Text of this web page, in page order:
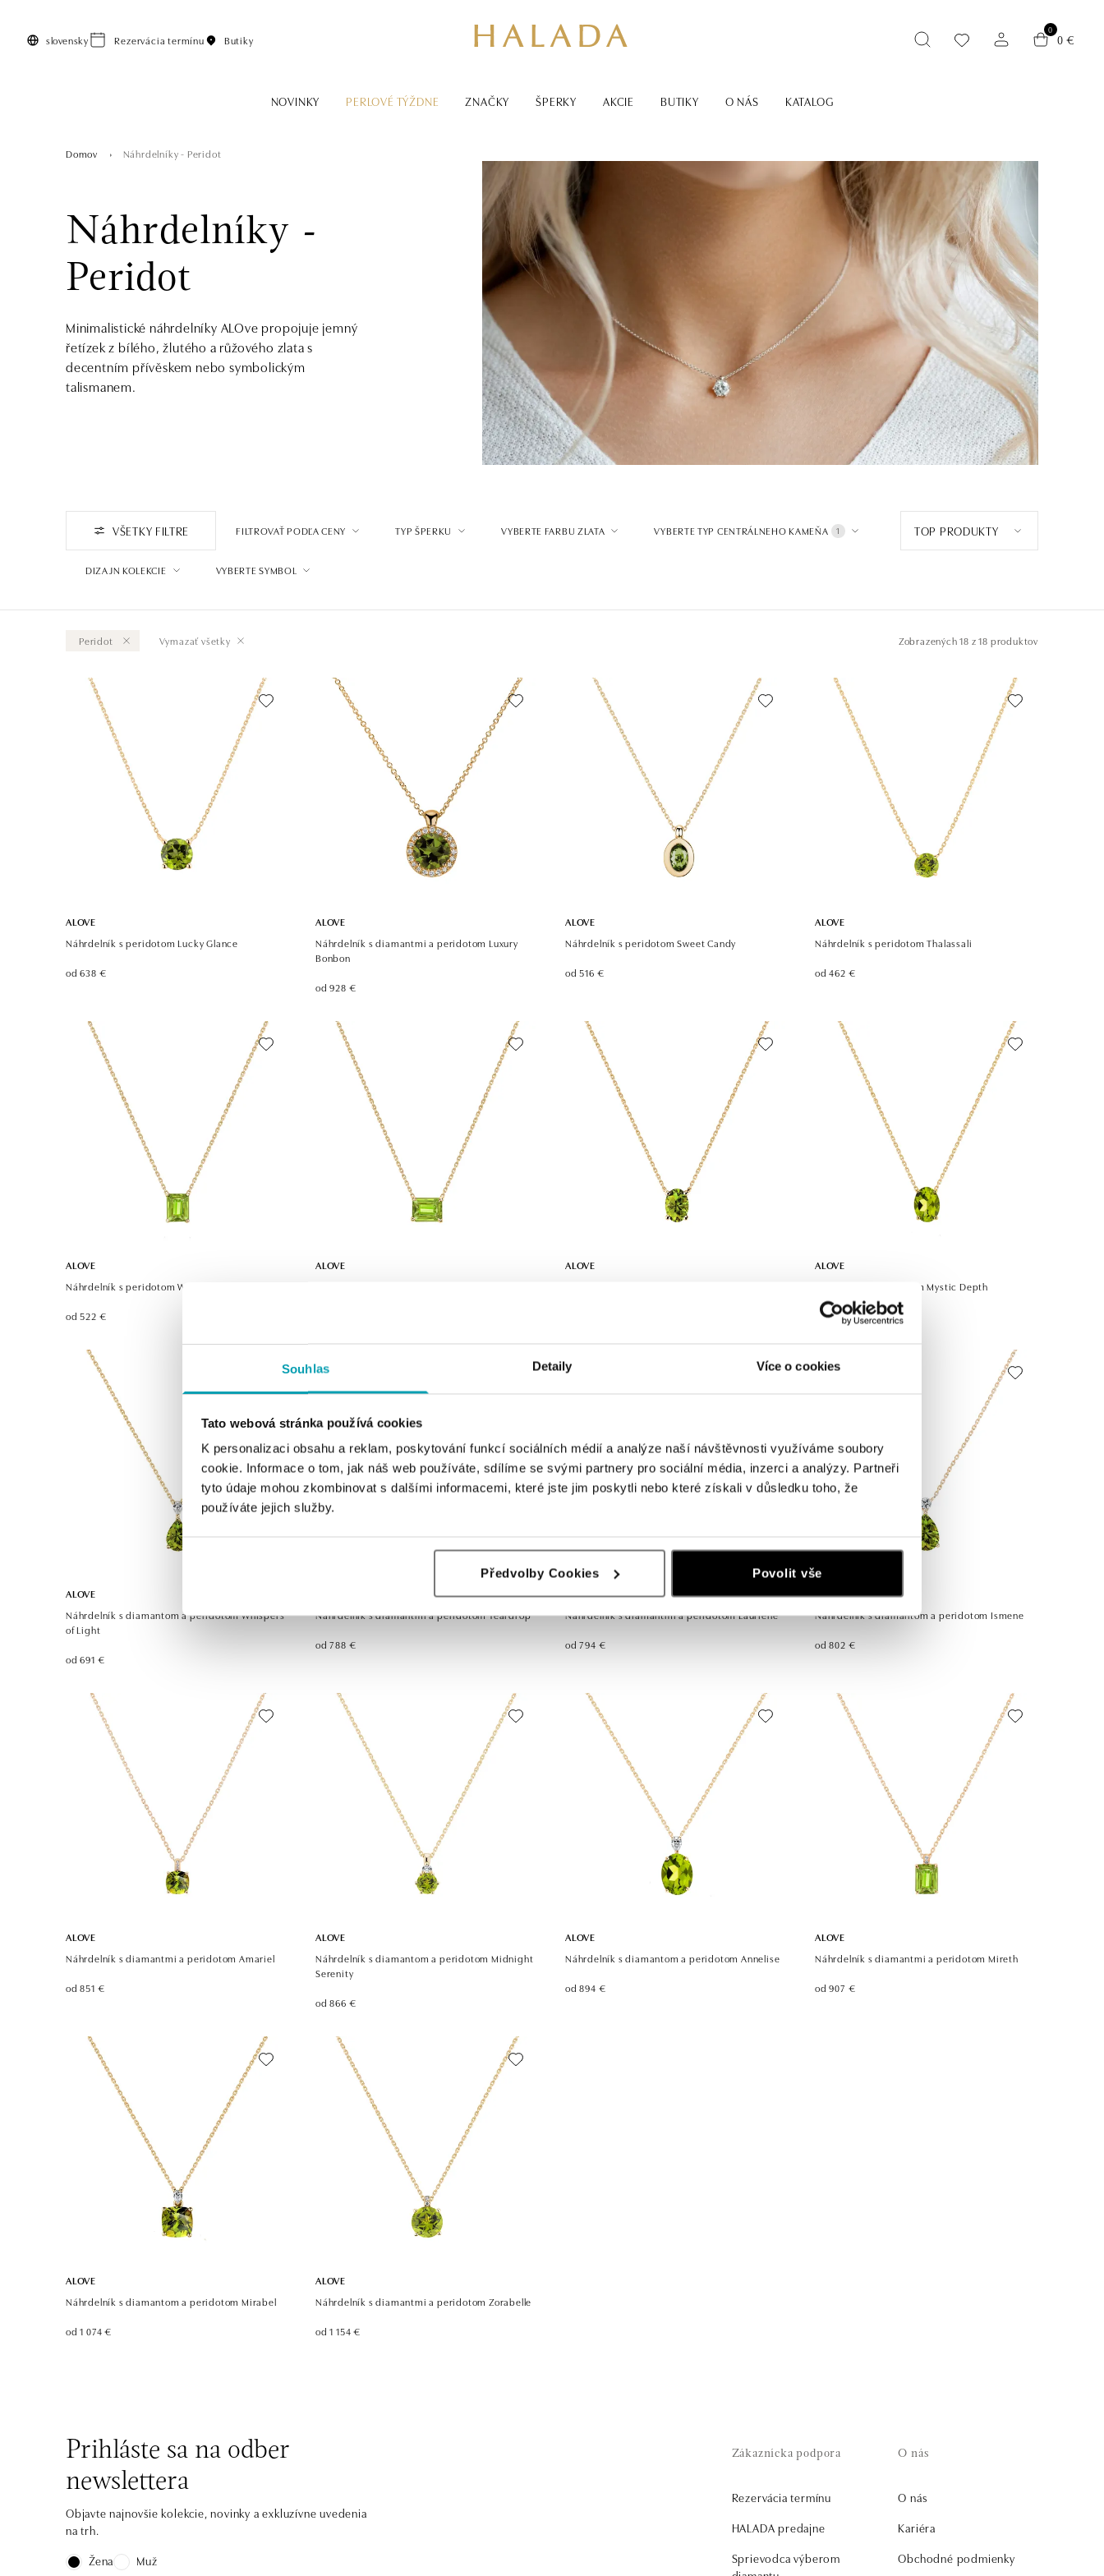
Souhlas Detaily Více o cookies
Tato webová stránka používá cookies
K personalizaci obsahu a reklam, poskytování funkcí sociálních médií a analýze naší návštěvnosti využíváme soubory
cookie. Informace o tom, jak náš web používáte, sdílíme se svými partnery pro sociální média, inzerci a analýzy. Partneři
tyto údaje mohou zkombinovat s dalšími informacemi, které jste jim poskytli nebo které získali v důsledku toho, že
používáte jejich služby.
Předvolby Cookies Povolit vše
slovensky Rezervácia termínu Butiky
0
0 €
NOVINKY PERLOVÉ TÝŽDNE ZNAČKY ŠPERKY AKCIE BUTIKY O NÁS KATALOG
Domov Náhrdelníky - Peridot
Náhrdelníky -
Peridot
Minimalistické náhrdelníky ALOve propojuje jemný
řetízek z bílého, žlutého a růžového zlata s
decentním přívěskem nebo symbolickým
talismanem.
VŠETKY FILTRE FILTROVAŤ PODĽA CENY TYP ŠPERKU VYBERTE FARBU ZLATA VYBERTE TYP CENTRÁLNEHO KAMEŇA 1
DIZAJN KOLEKCIE VYBERTE SYMBOL
TOP PRODUKTY
Peridot Vymazať všetky Zobrazených18 z 18 produktov
ALOVE
Náhrdelník s peridotom Lucky Glance
od 638 €
ALOVE
Náhrdelník s diamantmi a peridotom Luxury
Bonbon
od 928 €
ALOVE
Náhrdelník s peridotom Sweet Candy
od 516 €
ALOVE
Náhrdelník s peridotom Thalassali
od 462 €
ALOVE
Náhrdelník s peridotom Winslow
od 522 €
ALOVE
ALOVE
ALOVE
Náhrdelník s peridotom Mystic Depth
od 691 €
ALOVE
Náhrdelník s diamantom a peridotom Whispers
of Light
od 691 €
Náhrdelník s diamantmi a peridotom Teardrop
od 788 €
ALOVE
Náhrdelník s diamantmi a peridotom Lauriene
od 794 €
ALOVE
Náhrdelník s diamantom a peridotom Ismene
od 802 €
ALOVE
Náhrdelník s diamantmi a peridotom Amariel
od 851 €
ALOVE
Náhrdelník s diamantom a peridotom Midnight
Serenity
od 866 €
ALOVE
Náhrdelník s diamantom a peridotom Annelise
od 894 €
ALOVE
Náhrdelník s diamantmi a peridotom Mireth
od 907 €
ALOVE
Náhrdelník s diamantom a peridotom Mirabel
od 1 074 €
ALOVE
Náhrdelník s diamantmi a peridotom Zorabelle
od 1 154 €
Prihláste sa na odber
newslettera
Objavte najnovšie kolekcie, novinky a exkluzívne uvedenia
na trh.
Žena
Muž
Zákaznícka podpora
Rezervácia termínu
HALADA predajne
Sprievodca výberom
O nás
O nás
Kariéra
Obchodné podmienky